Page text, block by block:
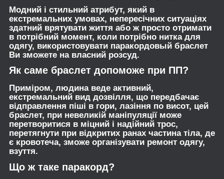
Модний і стильний атрибут, який в
екстремальних умовах, непересічних ситуаціях
здатний врятувати життя або ж просто отримати
в потрібний момент, коли потрібно нитка для
одягу, використовувати паракордовый браслет
Ви зможете на власний розсуд.
Як саме браслет допоможе при ПП?
Приміром, людина веде активний,
екстремальний вид дозвілля, що передбачає
відправлення піші в гори, лазіння по висот, цей
браслет, при невеликій маніпуляції може
перетворитися в міцний і надійний трос,
перетягнути при відкритих ранах частина тіла, де
є кровотеча, зможе організувати ремонт одягу,
взуття.
Що ж таке паракорд?